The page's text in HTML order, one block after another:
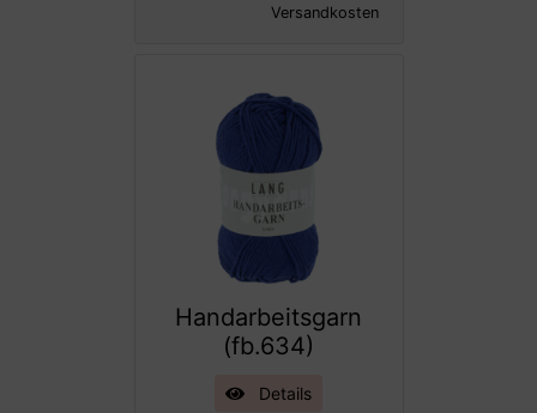
Versandkosten
Handarbeitsgarn
(fb.634)
Details